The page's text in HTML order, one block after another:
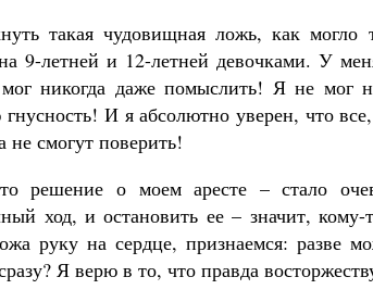
такая чудовищная ложь, как могло
9-летней и 12-летней девочками. У
никогда даже помыслить! Я не мог
И я абсолютно уверен, что
смогут поверить!
решение о моем аресте – стало
ход, и остановить ее – значит, кому-
руку на сердце, признаемся: разве
Я верю в то, что правда